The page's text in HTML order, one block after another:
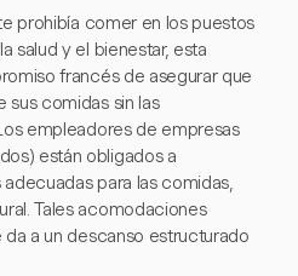
prohibía comer en los puestos
salud y el bienestar, esta
francés de asegurar que
sus comidas sin las
empleadores de empresas
están obligados a
para las comidas,
Tales acomodaciones
da a un descanso estructurado